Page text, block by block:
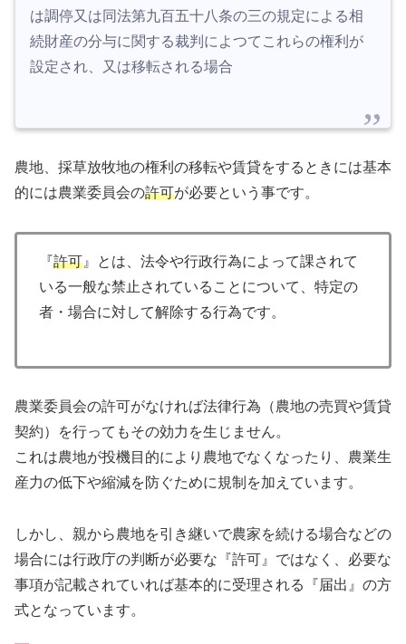
は調停又は同法第九百五十八条の三の規定による相
続財産の分与に関する裁判によつてこれらの権利が
設定され、又は移転される場合
農地、採草放牧地の権利の移転や賃貸をするときには基本
的には農業委員会の許可が必要という事です。
『許可 』とは、法令や行政行為によって課されて
いる一般な禁止されていることについて、特定の
者・場合に対して解除する行為です。
農業委員会の許可がなければ法律行為（農地の売買や賃貸
契約）を行ってもその効力を生じません。
これは農地が投機目的により農地でなくなったり、農業生
産力の低下や縮減を防ぐために規制を加えています。
しかし、親から農地を引き継いで農家を続ける場合などの
場合には行政庁の判断が必要な『許可』ではなく、必要な
事項が記載されていれば基本的に受理される『届出』の方
式となっています。